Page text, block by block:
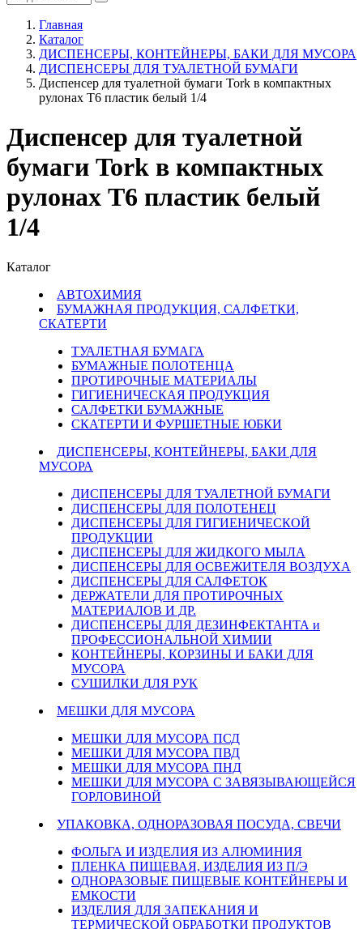
Главная
Каталог
ДИСПЕНСЕРЫ, КОНТЕЙНЕРЫ, БАКИ ДЛЯ МУСОРА
ДИСПЕНСЕРЫ ДЛЯ ТУАЛЕТНОЙ БУМАГИ
Диспенсер для туалетной бумаги Tork в компактных
рулонах Т6 пластик белый 1/4
Диспенсер для туалетной
бумаги Tork в компактных
рулонах Т6 пластик белый
1/4
Каталог
АВТОХИМИЯ
БУМАЖНАЯ ПРОДУКЦИЯ, САЛФЕТКИ,
СКАТЕРТИ
ТУАЛЕТНАЯ БУМАГА
БУМАЖНЫЕ ПОЛОТЕНЦА
ПРОТИРОЧНЫЕ МАТЕРИАЛЫ
ГИГИЕНИЧЕСКАЯ ПРОДУКЦИЯ
САЛФЕТКИ БУМАЖНЫЕ
СКАТЕРТИ И ФУРШЕТНЫЕ ЮБКИ
ДИСПЕНСЕРЫ, КОНТЕЙНЕРЫ, БАКИ ДЛЯ
МУСОРА
ДИСПЕНСЕРЫ ДЛЯ ТУАЛЕТНОЙ БУМАГИ
ДИСПЕНСЕРЫ ДЛЯ ПОЛОТЕНЕЦ
ДИСПЕНСЕРЫ ДЛЯ ГИГИЕНИЧЕСКОЙ
ПРОДУКЦИИ
ДИСПЕНСЕРЫ ДЛЯ ЖИДКОГО МЫЛА
ДИСПЕНСЕРЫ ДЛЯ ОСВЕЖИТЕЛЯ ВОЗДУХА
ДИСПЕНСЕРЫ ДЛЯ САЛФЕТОК
ДЕРЖАТЕЛИ ДЛЯ ПРОТИРОЧНЫХ
МАТЕРИАЛОВ И ДР.
ДИСПЕНСЕРЫ ДЛЯ ДЕЗИНФЕКТАНТА и
ПРОФЕССИОНАЛЬНОЙ ХИМИИ
КОНТЕЙНЕРЫ, КОРЗИНЫ И БАКИ ДЛЯ
МУСОРА
СУШИЛКИ ДЛЯ РУК
МЕШКИ ДЛЯ МУСОРА
МЕШКИ ДЛЯ МУСОРА ПСД
МЕШКИ ДЛЯ МУСОРА ПВД
МЕШКИ ДЛЯ МУСОРА ПНД
МЕШКИ ДЛЯ МУСОРА С ЗАВЯЗЫВАЮЩЕЙСЯ
ГОРЛОВИНОЙ
УПАКОВКА, ОДНОРАЗОВАЯ ПОСУДА, СВЕЧИ
ФОЛЬГА И ИЗДЕЛИЯ ИЗ АЛЮМИНИЯ
ПЛЕНКА ПИЩЕВАЯ, ИЗДЕЛИЯ ИЗ П/Э
ОДНОРАЗОВЫЕ ПИЩЕВЫЕ КОНТЕЙНЕРЫ И
ЕМКОСТИ
ИЗДЕЛИЯ ДЛЯ ЗАПЕКАНИЯ И
ТЕРМИЧЕСКОЙ ОБРАБОТКИ ПРОДУКТОВ